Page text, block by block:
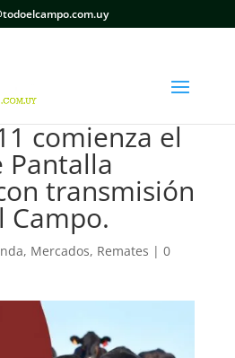
comienza el
Pantalla
transmisión
Campo.
, Mercados, Remates | 0